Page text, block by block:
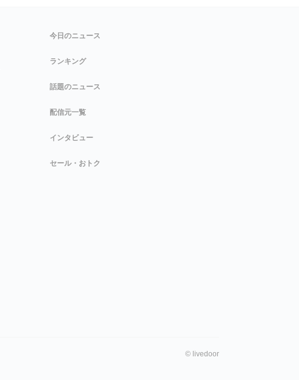
今日のニュース
ランキング
話題のニュース
配信元一覧
インタビュー
セール・おトク
© livedoor